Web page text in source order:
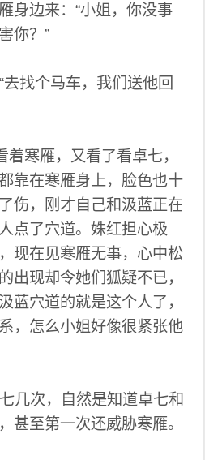
身边来：“小姐，你没事
你？”
找个马车，我们送他回
寒雁，又看了看卓七，
靠在寒雁身上，脸色也十
伤，刚才自己和汲蓝正在
点了穴道。姝红担心极
现在见寒雁无事，心中松
出现却令她们狐疑不已，
蓝穴道的就是这个人了，
，怎么小姐好像很紧张他
几次，自然是知道卓七和
甚至第一次还威胁寒雁。